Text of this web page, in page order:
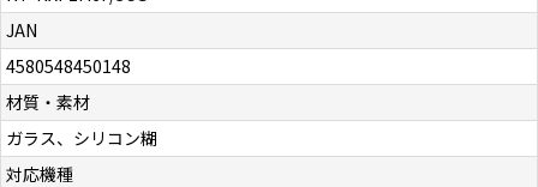
JAN
4580548450148
材質・素材
ガラス、シリコン糊
対応機種